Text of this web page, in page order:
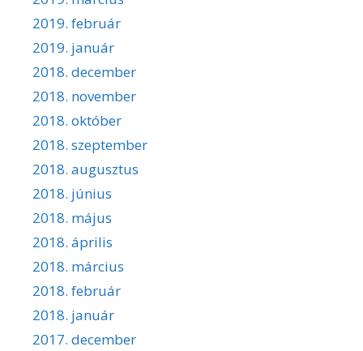
2019. február
2019. január
2018. december
2018. november
2018. október
2018. szeptember
2018. augusztus
2018. június
2018. május
2018. április
2018. március
2018. február
2018. január
2017. december